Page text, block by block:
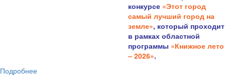
конкурсе «Этот город
самый лучший город на
земле», который проходит
в рамках областной
программы «Книжное лето
– 2026».
Подробнее